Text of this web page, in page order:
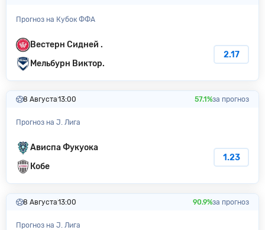
Прогноз на Кубок ФФА
Вестерн Сидней .
Мельбурн Виктор.
2.17
8 Августа13:00 57.1%за прогноз
Прогноз на J. Лига
Ависпа Фукуока
Кобе
1.23
8 Августа13:00 90.9%за прогноз
Прогноз на J. Лига